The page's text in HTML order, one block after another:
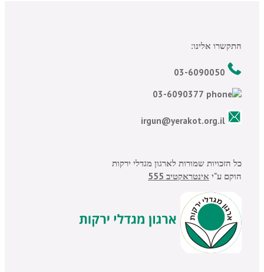
התקשרו אלינו:
כל הזכויות שמורות לארגון מגדלי ירקות
הוקם ע"י אינטראקטיב 555